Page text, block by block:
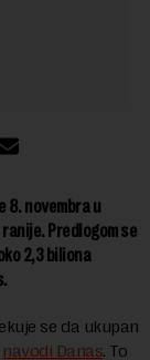
8. novembra u
Predlogom se
2,3 biliona
se da ukupan
navodi Danas. To